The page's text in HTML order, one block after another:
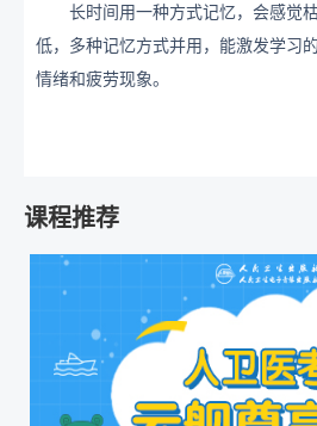
长时间用一种方式记忆，会感觉
低，多种记忆方式并用，能激发学习
情绪和疲劳现象。
课程推荐